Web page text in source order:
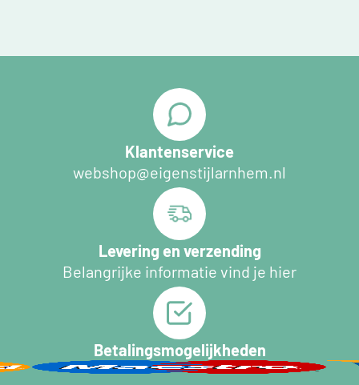
Klantenservice
webshop@eigenstijlarnhem.nl
Levering en verzending
Belangrijke informatie vind je hier
Betalingsmogelijkheden